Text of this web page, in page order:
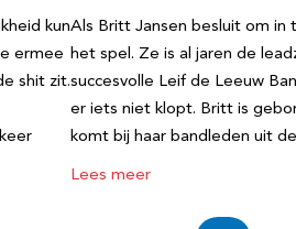
kun
ermee
shit zit.
Als Britt Jansen besluit om in
het spel. Ze is al jaren de
succesvolle Leif de Leeuw
er iets niet klopt. Britt is
komt bij haar bandleden uit
Lees meer